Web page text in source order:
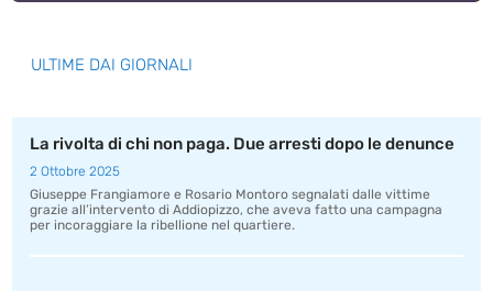
ULTIME DAI GIORNALI
La rivolta di chi non paga. Due arresti dopo le denunce
2 Ottobre 2025
Giuseppe Frangiamore e Rosario Montoro segnalati dalle vittime
grazie all’intervento di Addiopizzo, che aveva fatto una campagna
per incoraggiare la ribellione nel quartiere.